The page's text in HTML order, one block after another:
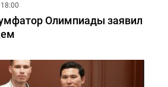
Олимпиады заявил